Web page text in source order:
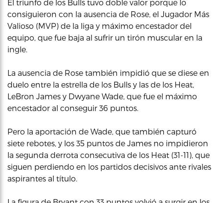
El triunfo de los Bulls tuvo doble valor porque lo
consiguieron con la ausencia de Rose, el Jugador Más
Valioso (MVP) de la liga y máximo encestador del
equipo, que fue baja al sufrir un tirón muscular en la
ingle.
La ausencia de Rose también impidió que se diese en
duelo entre la estrella de los Bulls y las de los Heat,
LeBron James y Dwyane Wade, que fue el máximo
encestador al conseguir 36 puntos.
Pero la aportación de Wade, que también capturó
siete rebotes, y los 35 puntos de James no impidieron
la segunda derrota consecutiva de los Heat (31-11), que
siguen perdiendo en los partidos decisivos ante rivales
aspirantes al título.